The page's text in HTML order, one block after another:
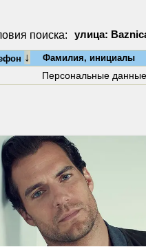
поиска: улица:
↓ Фамилия, инициалы
Персональные данные